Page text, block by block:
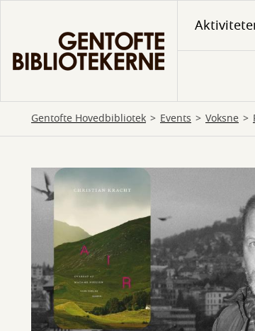
hovedindhold
Gentofte Hovedbibliotek Events Voksne